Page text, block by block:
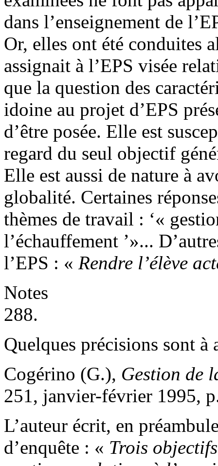
dans l’enseignement de
Or, elles ont été conduites
assignait à l’EPS visée
que la question des
idoine au projet d’EPS
d’être posée. Elle est
regard du seul objectif
Elle est aussi de nature à
globalité. Certaines
thèmes de travail : ‘«
l’échauffement ’»...
l’EPS : « Rendre l’élève
Notes
288.
Quelques précisions sont à
Cogérino (G.), Gestion de
251, janvier-février 1995,
L’auteur écrit, en
d’enquête : « Trois